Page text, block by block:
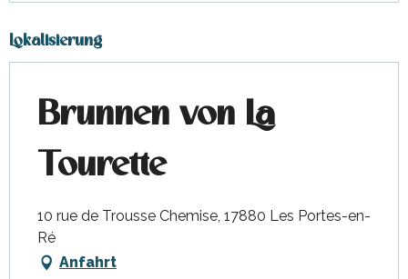
Lokalisierung
Brunnen von La
Tourette
10 rue de Trousse Chemise, 17880 Les Portes-en-
Ré
Anfahrt